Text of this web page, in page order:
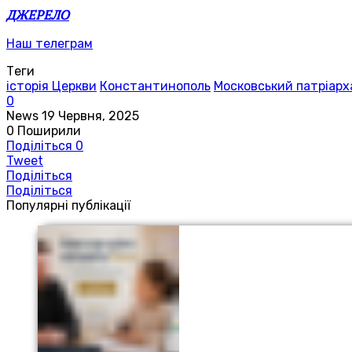
ДЖЕРЕЛО
Наш телеграм
Теги
історія Церкви Константинополь Московський
0
News 19 Червня, 2025
0 Поширили
Поділіться 0
Tweet
Поділіться
Поділіться
Популярні публікації